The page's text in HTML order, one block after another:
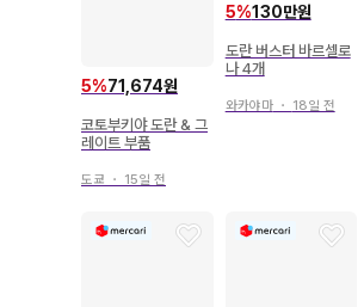
5%71,674원
코토부키야 도란 & 그
레이트 부품
도쿄 ・ 15일 전
5%130만원
도란 버스터 바르셀로
나 4개
와카야마・ 18일 전